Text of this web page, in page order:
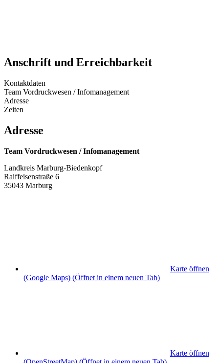
Anschrift und Erreichbarkeit
Kontaktdaten
Team Vordruckwesen / Infomanagement
Adresse
Zeiten
Adresse
Team Vordruckwesen / Infomanagement
Landkreis Marburg-Biedenkopf
Raiffeisenstraße 6
35043 Marburg
Karte öffnen
(Google Maps) (Öffnet in einem neuen Tab)
Karte öffnen